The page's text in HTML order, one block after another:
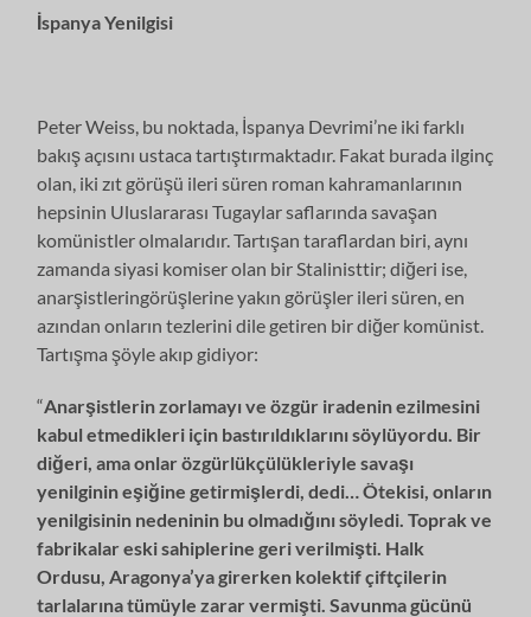
İspanya Yenilgisi
Peter Weiss, bu noktada, İspanya Devrimi’ne iki farklı
bakış açısını ustaca tartıştırmaktadır. Fakat burada ilginç
olan, iki zıt görüşü ileri süren roman kahramanlarının
hepsinin Uluslararası Tugaylar saflarında savaşan
komünistler olmalarıdır. Tartışan taraflardan biri, aynı
zamanda siyasi komiser olan bir Stalinisttir; diğeri ise,
anarşistleringörüşlerine yakın görüşler ileri süren, en
azından onların tezlerini dile getiren bir diğer komünist.
Tartışma şöyle akıp gidiyor:
“Anarşistlerin zorlamayı ve özgür iradenin ezilmesini
kabul etmedikleri için bastırıldıklarını söylüyordu. Bir
diğeri, ama onlar özgürlükçülükleriyle savaşı
yenilginin eşiğine getirmişlerdi, dedi… Ötekisi, onların
yenilgisinin nedeninin bu olmadığını söyledi. Toprak ve
fabrikalar eski sahiplerine geri verilmişti. Halk
Ordusu, Aragonya’ya girerken kolektif çiftçilerin
tarlalarına tümüyle zarar vermişti. Savunma gücünü